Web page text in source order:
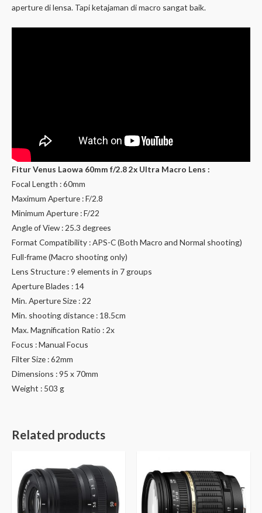
aperture di lensa. Tapi ketajaman di macro sangat baik.
Fitur Venus Laowa 60mm f/2.8 2x Ultra Macro Lens :
Focal Length : 60mm
Maximum Aperture : F/2.8
Minimum Aperture : F/22
Angle of View : 25.3 degrees
Format Compatibility : APS-C (Both Macro and Normal shooting)
Full-frame (Macro shooting only)
Lens Structure : 9 elements in 7 groups
Aperture Blades : 14
Min. Aperture Size : 22
Min. shooting distance : 18.5cm
Max. Magnification Ratio : 2x
Focus : Manual Focus
Filter Size : 62mm
Dimensions : 95 x 70mm
Weight : 503 g
Related products